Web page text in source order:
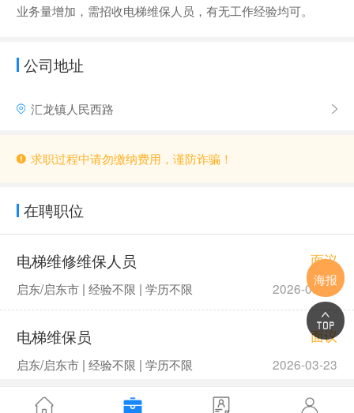
业务量增加，需招收电梯维保人员，有无工作经验均可。
公司地址
汇龙镇人民西路
求职过程中请勿缴纳费用，谨防诈骗！
在聘职位
电梯维修维保人员 面议
启东/启东市 | 经验不限 | 学历不限 2026-03-23
电梯维保员 面议
启东/启东市 | 经验不限 | 学历不限 2026-03-23
海报